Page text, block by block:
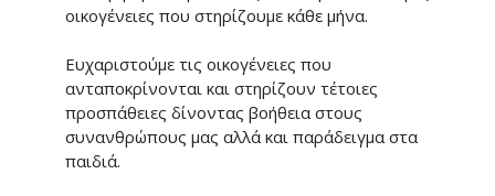
οικογένειες που στηρίζουμε κάθε μήνα.
Ευχαριστούμε τις οικογένειες που
ανταποκρίνονται και στηρίζουν τέτοιες
προσπάθειες δίνοντας βοήθεια στους
συνανθρώπους μας αλλά και παράδειγμα στα
παιδιά.